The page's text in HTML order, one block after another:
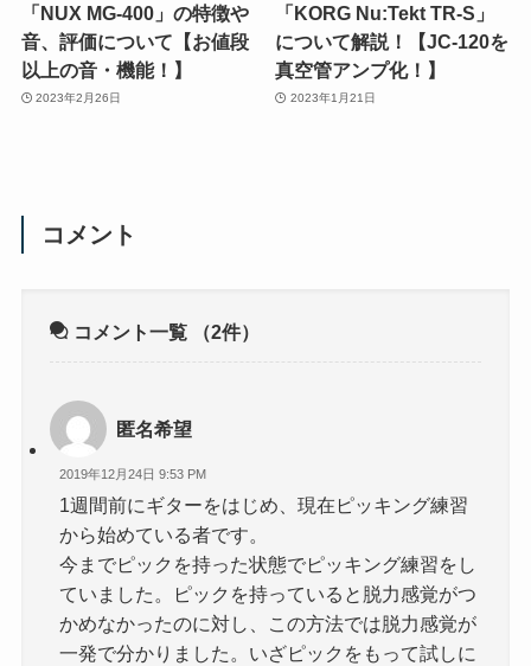
「NUX MG-400」の特徴や
音、評価について【お値段
以上の音・機能！】
2023年2月26日
「KORG Nu:Tekt TR-S」
について解説！【JC-120を
真空管アンプ化！】
2023年1月21日
コメント
コメント一覧 （2件）
匿名希望
2019年12月24日 9:53 PM
1週間前にギターをはじめ、現在ピッキング練習
から始めている者です。
今までピックを持った状態でピッキング練習をし
ていました。ピックを持っていると脱力感覚がつ
かめなかったのに対し、この方法では脱力感覚が
一発で分かりました。いざピックをもって試しに